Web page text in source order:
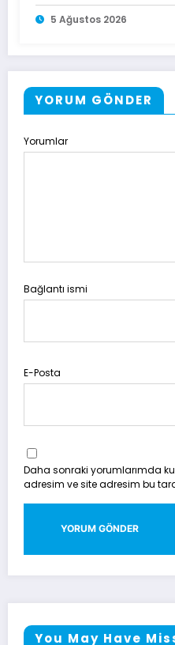
5 Ağustos 2026
YORUM GÖNDER
Yorumlar
Bağlantı ismi
E-Posta
Daha sonraki yorumlarımda
adresim ve site adresim bu
You May Have